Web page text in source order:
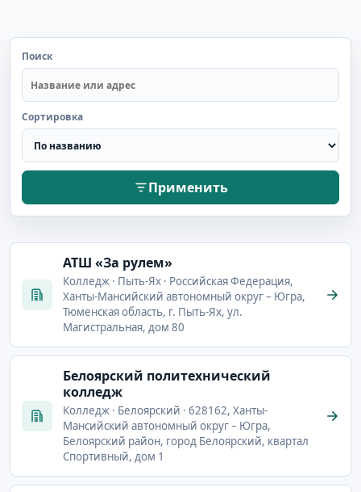
Поиск
Сортировка
Применить
АТШ «За рулем»
Колледж · Пыть-Ях · Российская Федерация,
Ханты-Мансийский автономный округ – Югра,
Тюменская область, г. Пыть-Ях, ул.
Магистральная, дом 80
Белоярский политехнический
колледж
Колледж · Белоярский · 628162, Ханты-
Мансийский автономный округ – Югра,
Белоярский район, город Белоярский, квартал
Спортивный, дом 1